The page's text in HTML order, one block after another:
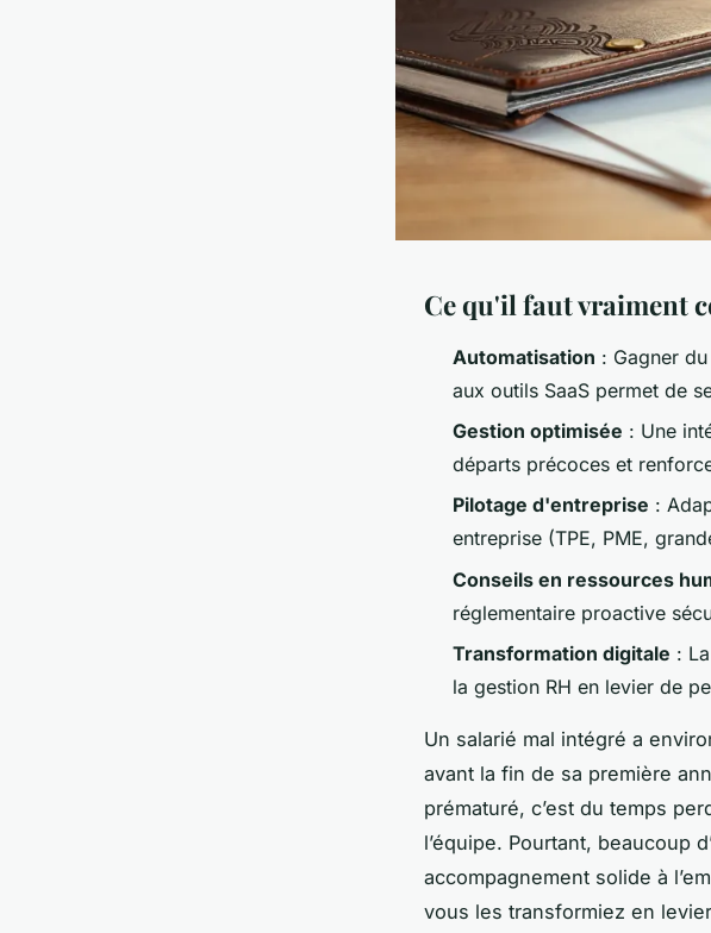
Ce qu'il faut vraiment
Automatisation : Gagner
aux outils SaaS permet de
Gestion optimisée : Une
départs précoces et
Pilotage d'entreprise :
entreprise (TPE, PME,
Conseils en ressources
réglementaire proactive
Transformation digitale :
la gestion RH en levier de
Un salarié mal intégré a
avant la fin de sa première
prématuré, c’est du temps
l’équipe. Pourtant, beaucoup
accompagnement solide à
vous les transformiez en